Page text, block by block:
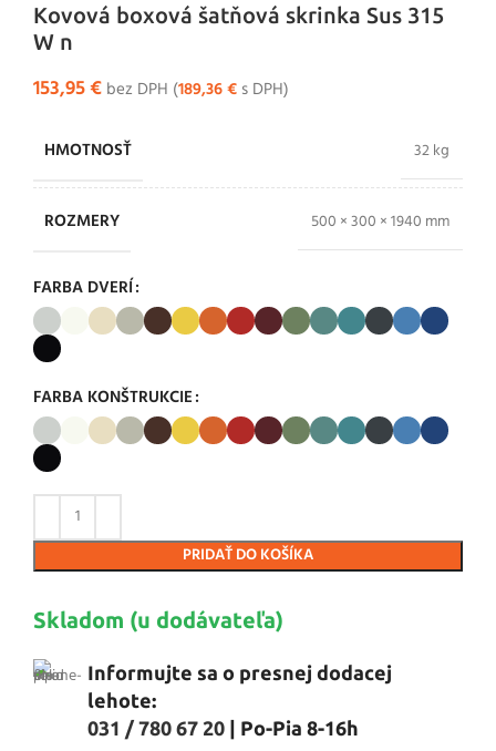
Kovová boxová šatňová skrinka Sus 315
W n
153,95€ bez DPH (189,36€ s DPH)
HMOTNOSŤ 32 kg
ROZMERY 500 × 300 × 1940 mm
FARBA DVERÍ
FARBA KONŠTRUKCIE
PRIDAŤ DO KOŠÍKA
Skladom (u dodávateľa)
Informujte sa o presnej dodacej
lehote:
031 / 780 67 20 | Po-Pia 8-16h